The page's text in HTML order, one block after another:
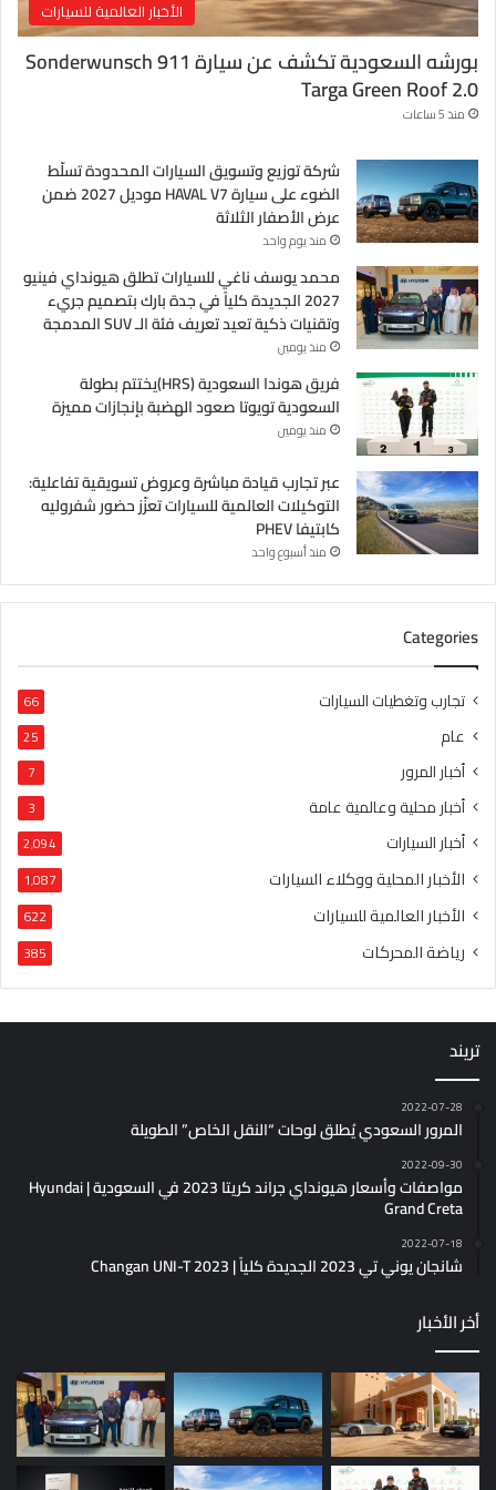
الأخبار العالمية للسيارات
بورشه السعودية تكشف عن سيارة Sonderwunsch 911
Targa Green Roof 2.0
منذ 5 ساعات
شركة توزيع وتسويق السيارات المحدودة تسلّط
الضوء على سيارة HAVAL V7 موديل 2027 ضمن
عرض الأصفار الثلاثة
منذ يوم واحد
محمد يوسف ناغي للسيارات تطلق هيونداي فينيو
2027 الجديدة كلياً في جدة بارك بتصميم جريء
وتقنيات ذكية تعيد تعريف فئة الـ SUV المدمجة
منذ يومين
فريق هوندا السعودية (HRS)يختتم بطولة
السعودية تويوتا صعود الهضبة بإنجازات مميزة
منذ يومين
عبر تجارب قيادة مباشرة وعروض تسويقية تفاعلية:
التوكيلات العالمية للسيارات تعزّز حضور شفروليه
كابتيفا PHEV
منذ أسبوع واحد
Categories
تجارب وتغطيات السيارات 66
عام 25
أخبار المرور 7
أخبار محلية وعالمية عامة 3
أخبار السيارات 2٬094
الأخبار المحلية ووكلاء السيارات 1٬087
الأخبار العالمية للسيارات 622
رياضة المحركات 385
تريند
2022-07-28
المرور السعودي يُطلق لوحات “النقل الخاص” الطويلة
2022-09-30
مواصفات وأسعار هيونداي جراند كريتا 2023 في السعودية | Hyundai
Grand Creta
2022-07-18
شانجان يوني تي 2023 الجديدة كلياً | Changan UNI-T 2023
أخر الأخبار